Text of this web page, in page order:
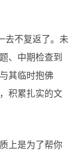
去不复返了。未
、中期检查到
其临时抱佛
积累扎实的文
上是为了帮你